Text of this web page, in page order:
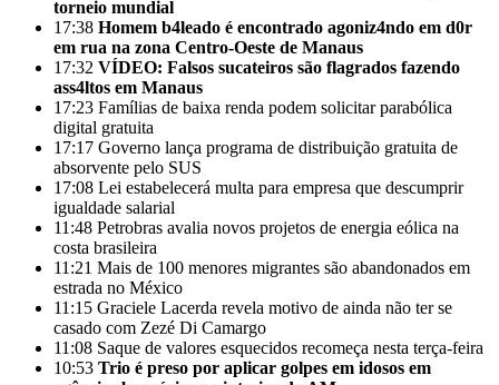
torneio mundial
17:38 Homem b4leado é encontrado agoniz4ndo em d0r
em rua na zona Centro-Oeste de Manaus
17:32 VÍDEO: Falsos sucateiros são flagrados fazendo
ass4ltos em Manaus
17:23 Famílias de baixa renda podem solicitar parabólica
digital gratuita
17:17 Governo lança programa de distribuição gratuita de
absorvente pelo SUS
17:08 Lei estabelecerá multa para empresa que descumprir
igualdade salarial
11:48 Petrobras avalia novos projetos de energia eólica na
costa brasileira
11:21 Mais de 100 menores migrantes são abandonados em
estrada no México
11:15 Graciele Lacerda revela motivo de ainda não ter se
casado com Zezé Di Camargo
11:08 Saque de valores esquecidos recomeça nesta terça-feira
10:53 Trio é preso por aplicar golpes em idosos em